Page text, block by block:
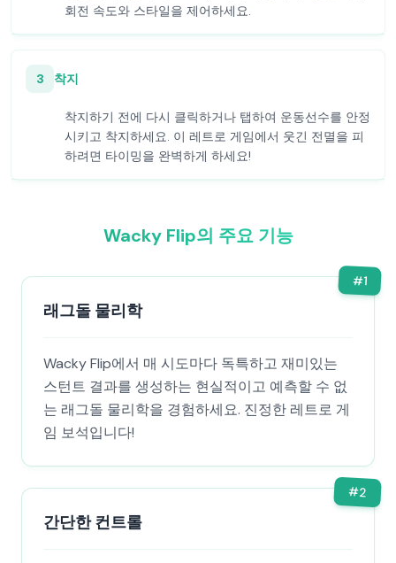
회전 속도와 스타일을 제어하세요.
3 착지
착지하기 전에 다시 클릭하거나 탭하여 운동선수를 안정
시키고 착지하세요. 이 레트로 게임에서 웃긴 전멸을 피
하려면 타이밍을 완벽하게 하세요!
Wacky Flip의 주요 기능
#1
래그돌 물리학
Wacky Flip에서 매 시도마다 독특하고 재미있는
스턴트 결과를 생성하는 현실적이고 예측할 수 없
는 래그돌 물리학을 경험하세요. 진정한 레트로 게
임 보석입니다!
#2
간단한 컨트롤